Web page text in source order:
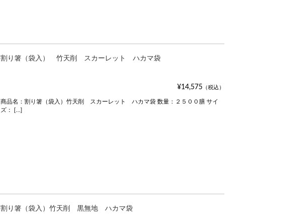
割り箸（袋入） 竹天削 スカーレット ハカマ袋
¥14,575 （税込）
商品名：割り箸（袋入）竹天削 スカーレット ハカマ袋 数量：２５００膳 サイ
ズ： […]
割り箸（袋入）竹天削 黒無地 ハカマ袋